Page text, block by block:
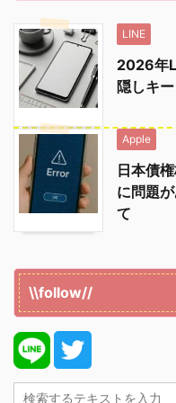
LINE
2026年
隠しキ
Apple
日本債
に問題
て
\\follow//